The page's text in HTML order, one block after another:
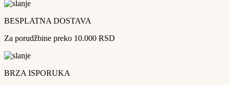
BESPLATNA DOSTAVA
Za porudžbine preko 10.000 RSD
BRZA ISPORUKA